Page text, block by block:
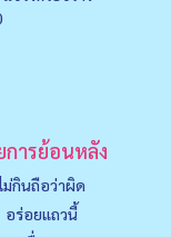
การย้อนหลัง
ม่กินถือว่าผิด
อร่อยแถวนี้